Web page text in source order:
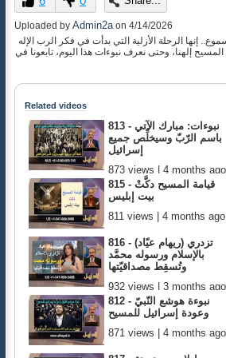
of
0
seconds Volume
90%
Uploaded by Admin2a on 4/14/2026
إنها الرحلة الأزلية التي بدأت في فكر الرب الإله
إلهنا، وحتى نعرف نبوءات هذا اليوم، تابعونا في
Related videos
813 - نبوءات: مبارك الآتي
باسم الرّبّ وسيخلِّص جميع
إسرائيل
873 views | 4 months ago
815 - قيامة المسيح دكَّتْ
بيت إبليس
811 views | 4 months ago
816 - (ريهام عيّاد) تزدري
بالإسلام ورسوله محمَّد
وتُسقِط مصداقيّتها
932 views | 3 months ago
812 - نبوءة هوشع النّبيّ
وعودة إسرائيل للمسيح
871 views | 4 months ago